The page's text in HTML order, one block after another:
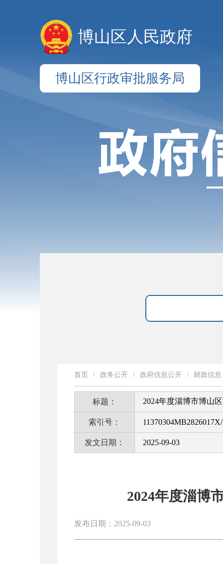
博山区人民政府
博山区行政审批服务局
首页 / 政务公开 / 政府信息公开 / 财政信息
标题： 2024年度淄博市博山
索引号：
发文日期： 2025-09-03
2024年度淄博
发布日期：2025-09-03